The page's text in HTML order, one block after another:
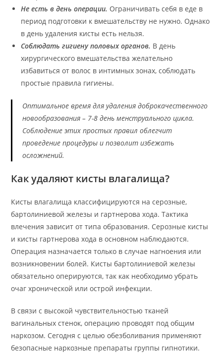
Не есть в день операции. Ограничивать себя в еде в
период подготовки к вмешательству не нужно. Однако
в день удаления кисты есть нельзя.
Соблюдать гигиену половых органов. В день
хирургического вмешательства желательно
избавиться от волос в интимных зонах, соблюдать
простые правила гигиены.
Оптимальное время для удаления доброкачественного
новообразования – 7-8 день менструального цикла.
Соблюдение этих простых правил облегчит
проведение процедуры и позволит избежать
осложнений.
Как удаляют кисты влагалища?
Кисты влагалища классифицируются на серозные,
бартолиниевой железы и гартнерова хода. Тактика
влечения зависит от типа образования. Серозные кисты
и кисты гартнерова хода в основном наблюдаются.
Операция назначается только в случае нагноения или
возникновении болей. Кисты бартолиниевой железы
обязательно оперируются, так как необходимо убрать
очаг хронической или острой инфекции.
В связи с высокой чувствительностью тканей
вагинальных стенок, операцию проводят под общим
наркозом. Сегодня с целью обезболивания применяют
безопасные наркозные препараты группы гипнотики.